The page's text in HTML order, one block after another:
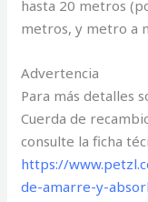
hasta 20 metros
metros, y metro a
Advertencia
Para más detalles
Cuerda de
consulte la ficha
https://
de-amarre-y-